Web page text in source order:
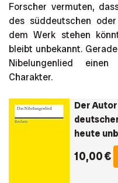
Forscher vermuten,
des süddeutschen
dem Werk stehen
bleibt unbekannt.
Nibelungenlied
Charakter.
Der
heute
10,00 €